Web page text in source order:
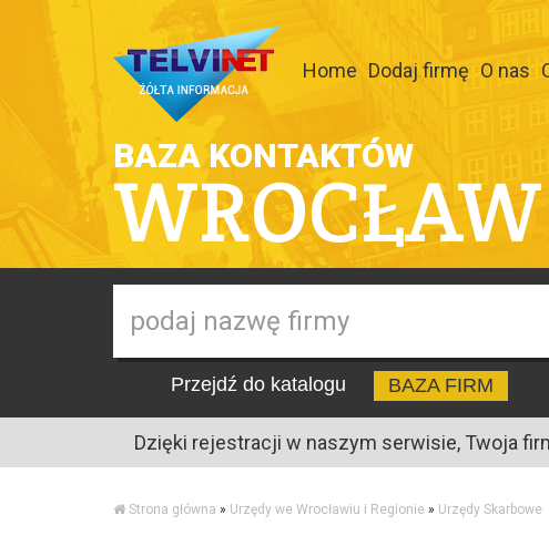
Home Dodaj firmę O nas
BAZA KONTAKTÓW
WROCŁAW
Przejdź do katalogu BAZA FIRM
Dzięki rejestracji w naszym serwisie, Twoja
Strona główna » Urzędy we Wrocławiu i Regionie » Urzędy Skarbowe